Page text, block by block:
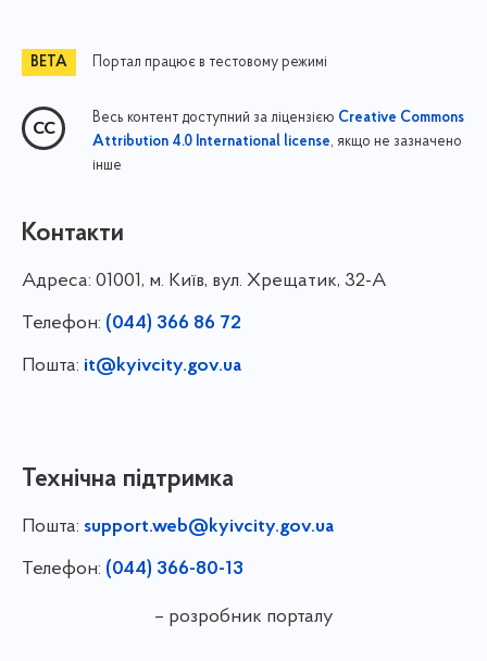
Портал працює в тестовому режимі
Весь контент доступний за ліцензією Creative Commons
Attribution 4.0 International license, якщо не зазначено
інше
Контакти
Адреса: 01001, м. Київ, вул. Хрещатик, 32-А
Телефон: (044) 366 86 72
Пошта: it@kyivcity.gov.ua
Технічна підтримка
Пошта: support.web@kyivcity.gov.ua
Телефон: (044) 366-80-13
– розробник порталу